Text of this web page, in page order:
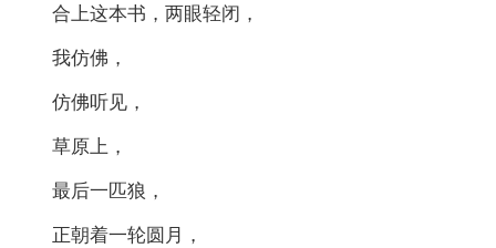
合上这本书，两眼轻闭，
我仿佛，
仿佛听见，
草原上，
最后一匹狼，
正朝着一轮圆月，